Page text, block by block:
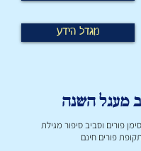
מגדל הידע
מעגל השנה
פורים וסביב סיפור מגילת
פורים חינם